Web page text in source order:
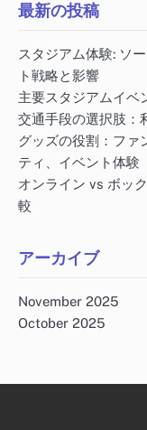
最新の投稿
スタジアム体験: ソ
ト戦略と影響
主要スタジアムイベ
交通手段の選択肢：
グッズの役割：ファ
ティ、イベント体験
オンライン vs ボッ
較
アーカイブ
November 2025
October 2025